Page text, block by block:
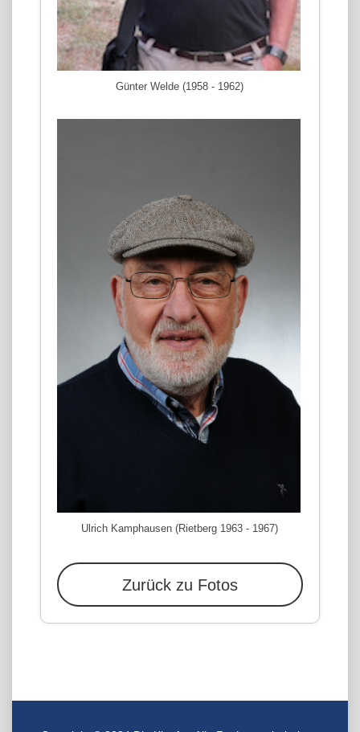
Günter Welde (1958 - 1962)
Ulrich Kamphausen (Rietberg 1963 - 1967)
Zurück zu Fotos